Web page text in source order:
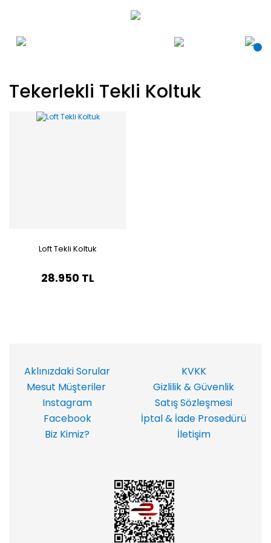
Tekerlekli Tekli Koltuk
Loft Tekli Koltuk
28.950 TL
Aklınızdaki Sorular
KVKK
Mesut Müşteriler
Gizlilik & Güvenlik
Instagram
Satış Sözleşmesi
Facebook
İptal & İade Prosedürü
Biz Kimiz?
İletişim